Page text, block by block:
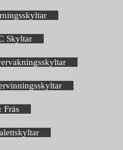
Skyltar
Fräs